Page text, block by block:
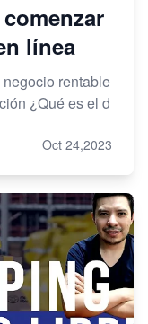
línea
rentable
¿Qué es el d
Oct 24,2023